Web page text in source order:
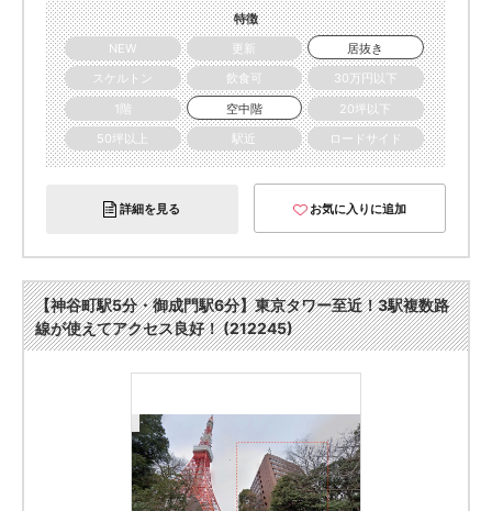
特徴
NEW
更新
居抜き
スケルトン
飲食可
30万円以下
1階
空中階
20坪以下
50坪以上
駅近 ロードサイド
詳細を見る お気に入りに追加
【神谷町駅5分・御成門駅6分】東京タワー至近！3駅複数路
線が使えてアクセス良好！ (212245)